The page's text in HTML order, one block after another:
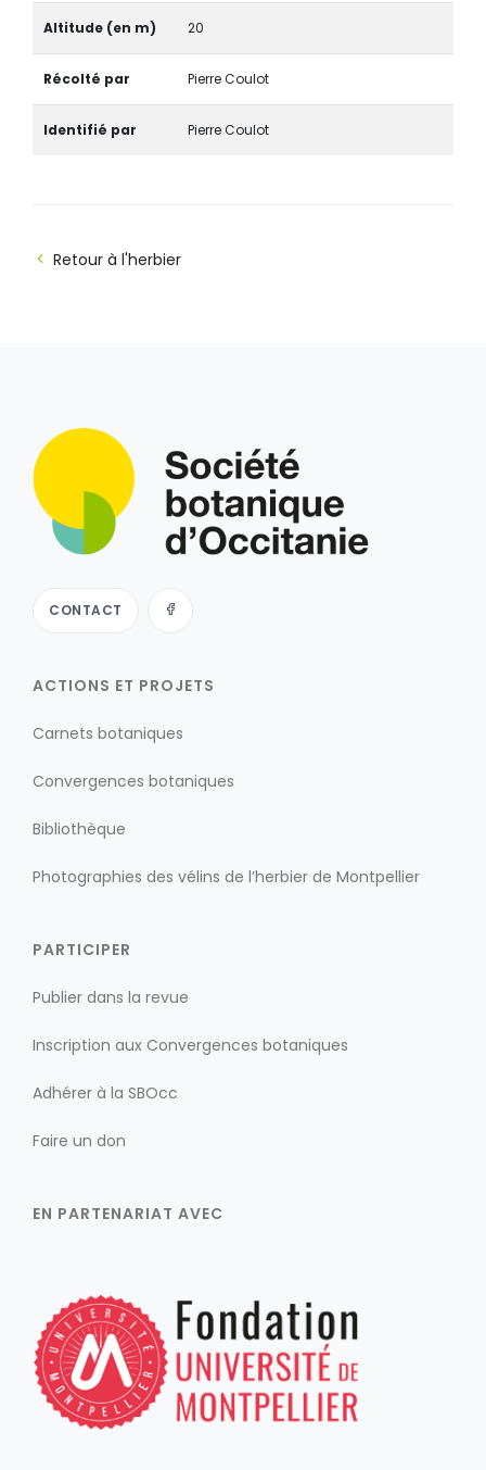
Altitude (en m) 20
Récolté par Pierre Coulot
Identifié par Pierre Coulot
Retour à l'herbier
CONTACT
ACTIONS ET PROJETS
Carnets botaniques
Convergences botaniques
Bibliothèque
Photographies des vélins de l’herbier de Montpellier
PARTICIPER
Publier dans la revue
Inscription aux Convergences botaniques
Adhérer à la SBOcc
Faire un don
EN PARTENARIAT AVEC